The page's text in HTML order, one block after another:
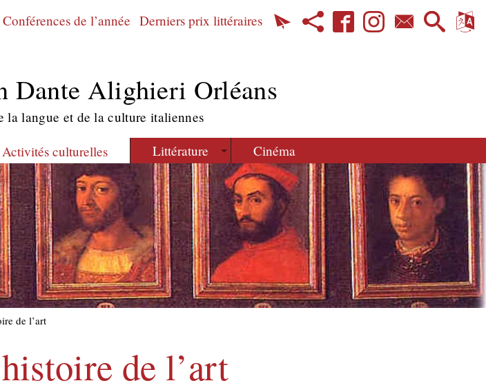
Conférences de l’année Derniers prix littéraires
Dante Alighieri Orléans
la langue et de la culture italiennes
Activités culturelles Littérature Cinéma
de l’art
de l’art